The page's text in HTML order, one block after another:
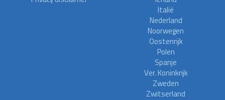
Italië
Nederland
Noorwegen
Oostenrijk
Polen
Spanje
Ver. Koninkrijk
Zweden
Zwitserland